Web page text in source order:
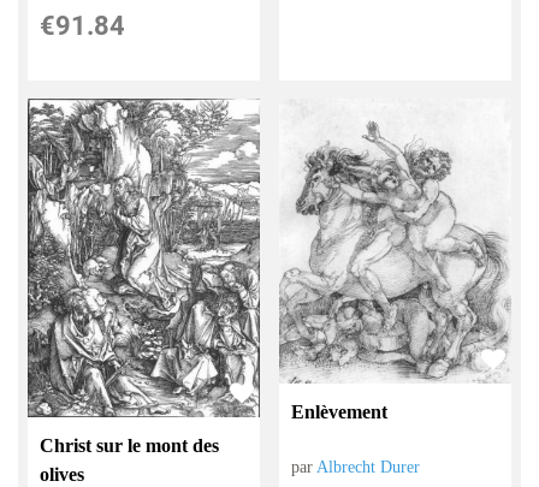
€91.84
Christ sur le mont des
olives
Enlèvement
par Albrecht Durer